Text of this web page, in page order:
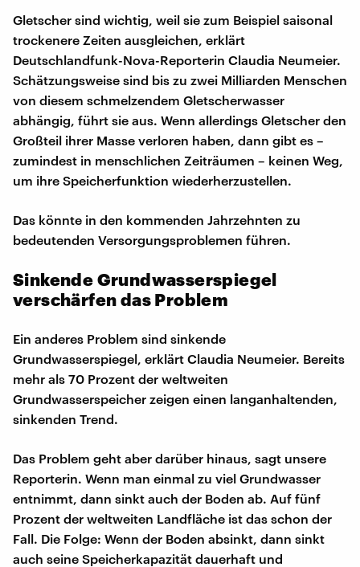
Gletscher sind wichtig, weil sie zum Beispiel saisonal
trockenere Zeiten ausgleichen, erklärt
Deutschlandfunk-Nova-Reporterin Claudia Neumeier.
Schätzungsweise sind bis zu zwei Milliarden Menschen
von diesem schmelzendem Gletscherwasser
abhängig, führt sie aus. Wenn allerdings Gletscher den
Großteil ihrer Masse verloren haben, dann gibt es –
zumindest in menschlichen Zeiträumen – keinen Weg,
um ihre Speicherfunktion wiederherzustellen.
Das könnte in den kommenden Jahrzehnten zu
bedeutenden Versorgungsproblemen führen.
Sinkende Grundwasserspiegel
verschärfen das Problem
Ein anderes Problem sind sinkende
Grundwasserspiegel, erklärt Claudia Neumeier. Bereits
mehr als 70 Prozent der weltweiten
Grundwasserspeicher zeigen einen langanhaltenden,
sinkenden Trend.
Das Problem geht aber darüber hinaus, sagt unsere
Reporterin. Wenn man einmal zu viel Grundwasser
entnimmt, dann sinkt auch der Boden ab. Auf fünf
Prozent der weltweiten Landfläche ist das schon der
Fall. Die Folge: Wenn der Boden absinkt, dann sinkt
auch seine Speicherkapazität dauerhaft und